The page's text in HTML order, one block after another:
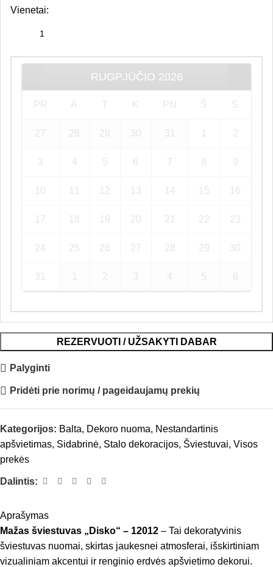
Vienetai:
RUGPJŪČIO 2026
PR A T K PN Š S
27 28 29 30 31 1 2
3 4 5 6 7 8 9
10 11 12 13 14 15 16
17 18 19 20 21 22 23
24 25 26 27 28 29 30
31 2 3 4 5 6
REZERVUOTI / UŽSAKYTI DABAR
Palyginti
Pridėti prie norimų / pageidaujamų prekių
Kategorijos: Balta, Dekoro nuoma, Nestandartinis
apšvietimas, Sidabrinė, Stalo dekoracijos, Šviestuvai, Visos
prekės
Dalintis:
Aprašymas
Mažas šviestuvas „Disko“ – 12012 – Tai dekoratyvinis
šviestuvas nuomai, skirtas jaukesnei atmosferai, išskirtiniam
vizualiniam akcentui ir renginio erdvės apšvietimo dekorui.